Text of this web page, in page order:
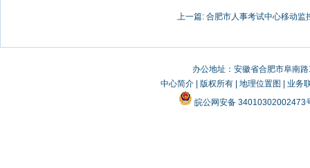
上一篇: 合肥市人事考试中心移动监
办公地址：安徽省合肥市阜南
中心简介| 版权所有| 地理位置图
业务
皖公网安备 34010302002473